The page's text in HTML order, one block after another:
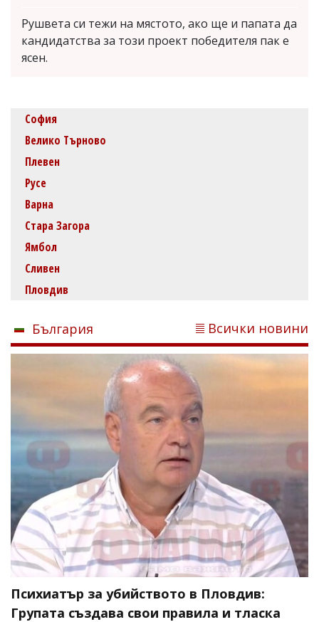
Рушвета си тежи на мястото, ако ще и папата да
кандидатства за този проект победителя пак е
ясен.
София
Велико Търново
Плевен
Русе
Варна
Стара Загора
Ямбол
Сливен
Пловдив
България Всички новини
Психиатър за убийството в Пловдив:
Групата създава свои правила и тласка